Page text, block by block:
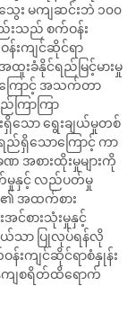
ေး မကျဆင်းဘဲ ၁၀၀
းသည် စက်ဝန်း
ဝန်းကျင်ဆိုင်ရာ
းခံနိုင်ရည်မြင့်မားမှု
ြောင့် အသက်တာ
ကြာကြာ
ရှိသော ရွေးချယ်မှုတစ်
ရည်ရှိသောကြောင့် ကာ
အစားထိုးမှုများကို
မှုနှင့် လည်ပတ်မှု
၏ အထက်စား
စားသုံးမှုနှင့်
ယ်သာ ပြုလုပ်ရန်လို
းကျင်ဆိုင်ရာစံနှုန်း
ကျစရိတ်ထိရောက်